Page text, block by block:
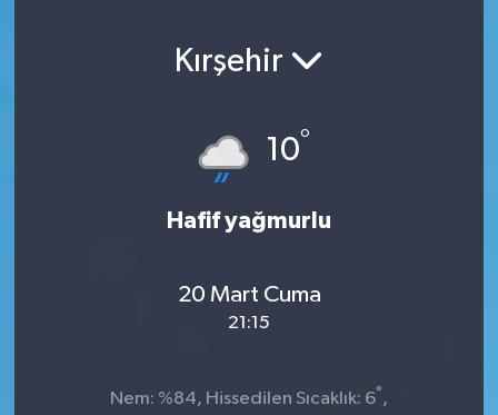
Kırşehir
10°
Hafif yağmurlu
20 Mart Cuma
21:15
Nem: %84, Hissedilen Sıcaklık: 6° ,